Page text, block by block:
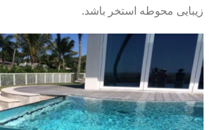
زیبایی محوطه استخر باشد.